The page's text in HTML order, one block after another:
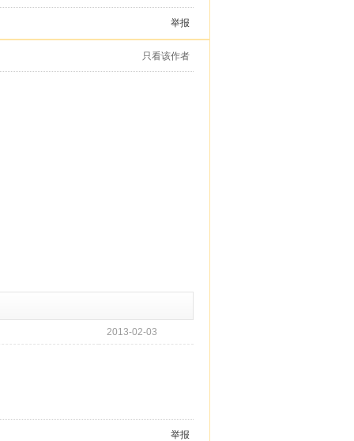
举报
只看该作者
2013-02-03
举报